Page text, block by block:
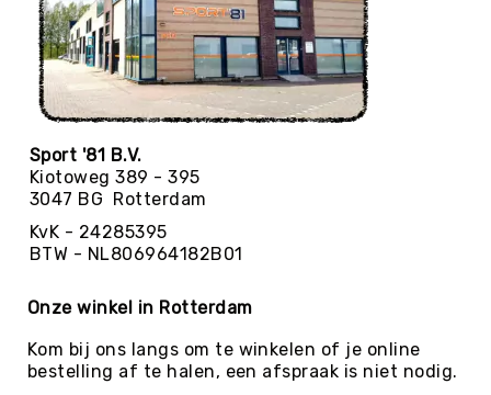
Floorball
Golfballen
Handballen
Hockeyballen
&
Softballen
Korfballen
Rugbyballen
Voetballen
Volleyballen
Speelballen
Sport '81 B.V.
Kiotoweg 389 - 395
3047 BG Rotterdam
KvK - 24285395
BTW - NL806964182B01
Onze winkel in Rotterdam
Kom bij ons langs om te winkelen of je online
bestelling af te halen, een afspraak is niet nodig.